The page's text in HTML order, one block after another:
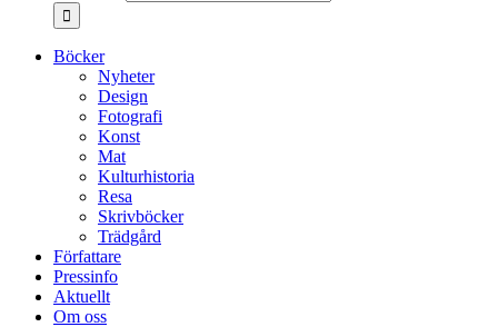
Böcker
Nyheter
Design
Fotografi
Konst
Mat
Kulturhistoria
Resa
Skrivböcker
Trädgård
Författare
Pressinfo
Aktuellt
Om oss